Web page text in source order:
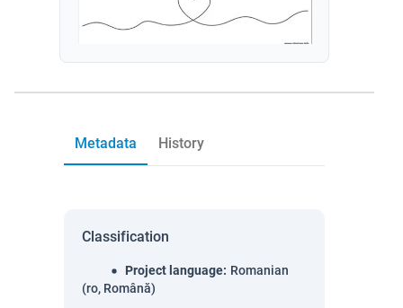
Metadata History
Classification
Project language: Romanian
(ro, Română)